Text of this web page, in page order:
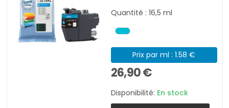
Quantité : 16,5 ml
Prix par ml : 1.58 €
26,90 €
Disponibilité: En stock